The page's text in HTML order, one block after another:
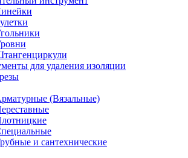
для удаления изоляции
(Вязальные)
и сантехнические